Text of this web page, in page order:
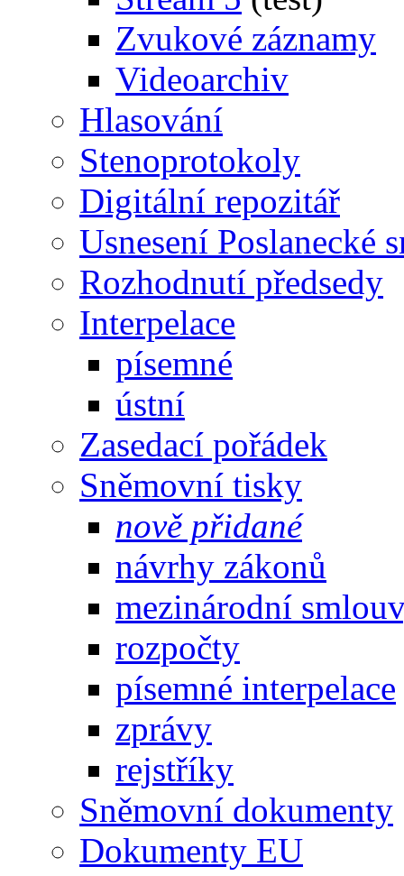
Zvukové záznamy
Videoarchiv
Hlasování
Stenoprotokoly
Digitální repozitář
Usnesení Poslanecké
Rozhodnutí předsedy
Interpelace
písemné
ústní
Zasedací pořádek
Sněmovní tisky
nově přidané
návrhy zákonů
mezinárodní
rozpočty
písemné interpelace
zprávy
rejstříky
Sněmovní dokumenty
Dokumenty EU